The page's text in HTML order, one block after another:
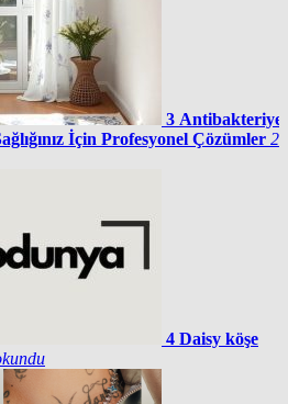
3 Antibakteriyel
İçin Profesyonel Çözümler
4 Daisy köşe